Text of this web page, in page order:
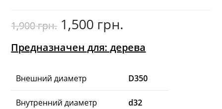
1,900грн. Первоначальная
цена
составляла
1,900
1,500 грн.
Предназначен для: дерева
Внешний диаметр D350
Внутренний диаметр d32